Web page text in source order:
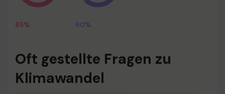
85% 60%
Oft gestellte Fragen zu
Klimawandel